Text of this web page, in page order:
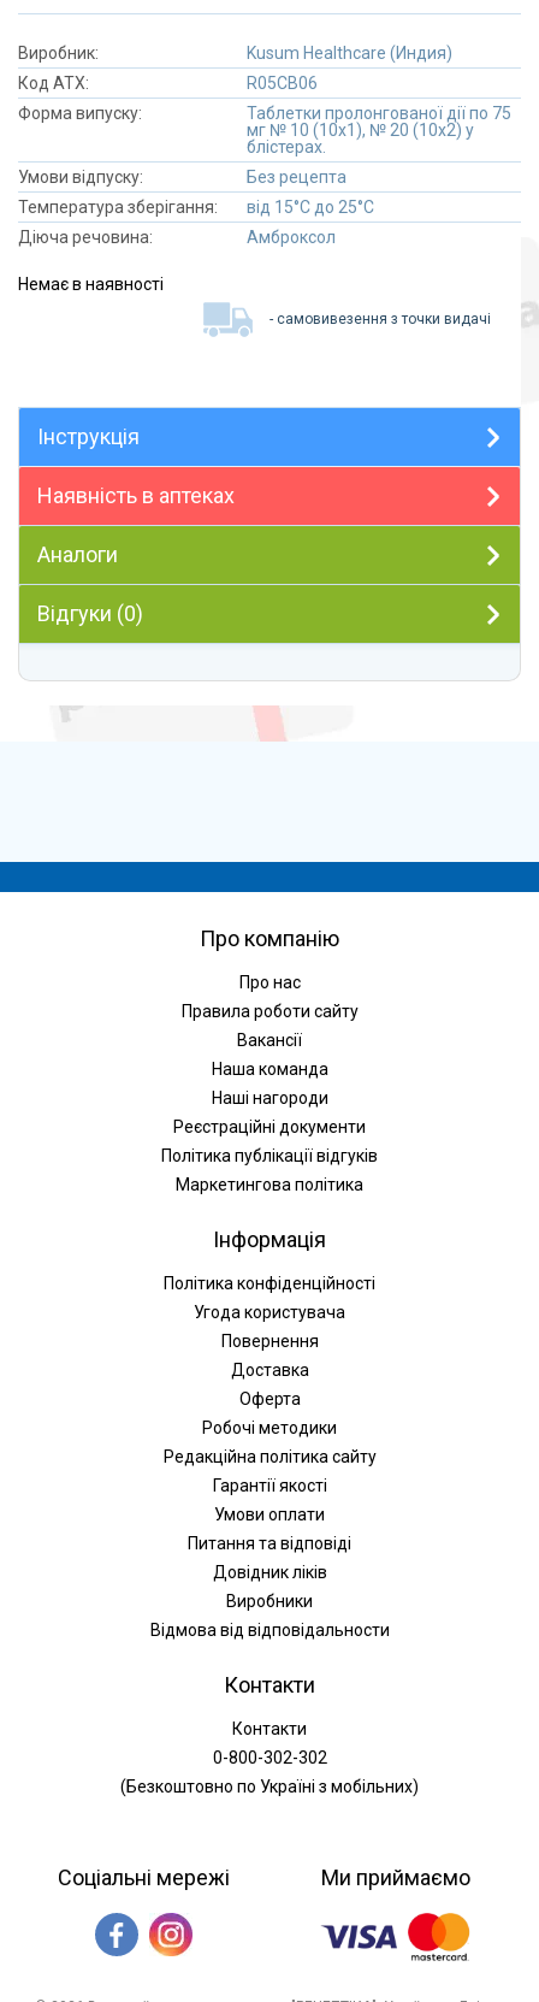
Виробник:
Kusum Healthcare (Индия)
Код АТХ:
R05CB06
Форма випуску:
Таблетки пролонгованої дії по 75
мг № 10 (10х1), № 20 (10х2) у
блістерах.
Умови відпуску:
Без рецепта
Температура зберігання:
від 15°C до 25°C
Діюча речовина:
Амброксол
Немає в наявності
- самовивезення з точки видачі
Інструкція
Наявність в аптеках
Аналоги
Відгуки (0)
Про компанію
Про нас
Правила роботи сайту
Вакансії
Наша команда
Наші нагороди
Реєстраційні документи
Політика публікації відгуків
Маркетингова політика
Інформація
Політика конфіденційності
Угода користувача
Повернення
Доставка
Оферта
Робочі методики
Редакційна політика сайту
Гарантії якості
Умови оплати
Питання та відповіді
Довідник ліків
Виробники
Відмова від відповідальности
Контакти
Контакти
0-800-302-302
(Безкоштовно по Україні з мобільних)
Соціальні мережі Ми приймаємо